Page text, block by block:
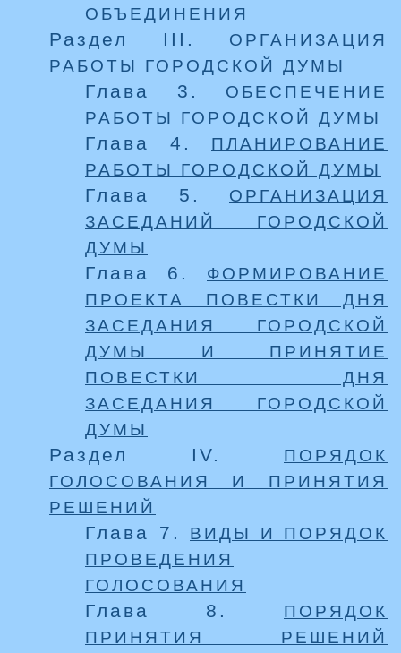
ОБЪЕДИНЕНИЯ
Раздел III. ОРГАНИЗАЦИЯ
РАБОТЫ ГОРОДСКОЙ ДУМЫ
Глава 3. ОБЕСПЕЧЕНИЕ
РАБОТЫ ГОРОДСКОЙ ДУМЫ
Глава 4. ПЛАНИРОВАНИЕ
РАБОТЫ ГОРОДСКОЙ ДУМЫ
Глава 5. ОРГАНИЗАЦИЯ
ЗАСЕДАНИЙ ГОРОДСКОЙ
ДУМЫ
Глава 6. ФОРМИРОВАНИЕ
ПРОЕКТА ПОВЕСТКИ ДНЯ
ЗАСЕДАНИЯ ГОРОДСКОЙ
ДУМЫ И ПРИНЯТИЕ
ПОВЕСТКИ ДНЯ
ЗАСЕДАНИЯ ГОРОДСКОЙ
ДУМЫ
Раздел IV. ПОРЯДОК
ГОЛОСОВАНИЯ И ПРИНЯТИЯ
РЕШЕНИЙ
Глава 7. ВИДЫ И ПОРЯДОК
ПРОВЕДЕНИЯ
ГОЛОСОВАНИЯ
Глава 8. ПОРЯДОК
ПРИНЯТИЯ РЕШЕНИЙ